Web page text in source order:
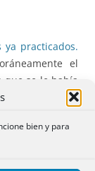
bien y para
practicados.
el
se le había
año cuando el